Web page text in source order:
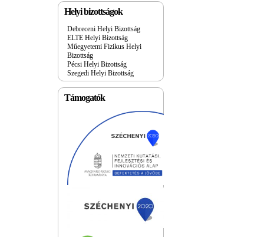
Helyi bizottságok
Debreceni Helyi Bizottság
ELTE Helyi Bizottság
Műegyetemi Fizikus Helyi
Bizottság
Pécsi Helyi Bizottság
Szegedi Helyi Bizottság
Támogatók